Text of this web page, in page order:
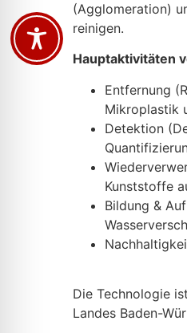
(Agglomeration)
reinigen.
Hauptaktivitäten
Entfernung
Mikroplastik
Detektion
Kunststoffe
Bildung &
Die Technologie
Landes Baden-